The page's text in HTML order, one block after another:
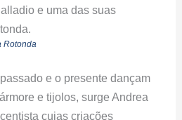
Rotonda
e o presente dançam
e tijolos, surge Andrea
cujas criações